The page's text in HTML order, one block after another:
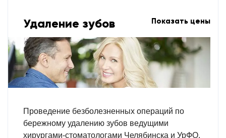
Удаление зубов Показать цены
Проведение безболезненных операций по
бережному удалению зубов ведущими
хирургами-стоматологами Челябинска и УрФО.